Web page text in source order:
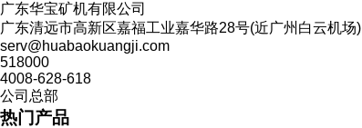
广东华宝矿机有限公司
广东清远市高新区嘉福工业嘉华路28号(近广州白云机场)
serv@huabaokuangji.com
518000
4008-628-618
公司总部
热门产品